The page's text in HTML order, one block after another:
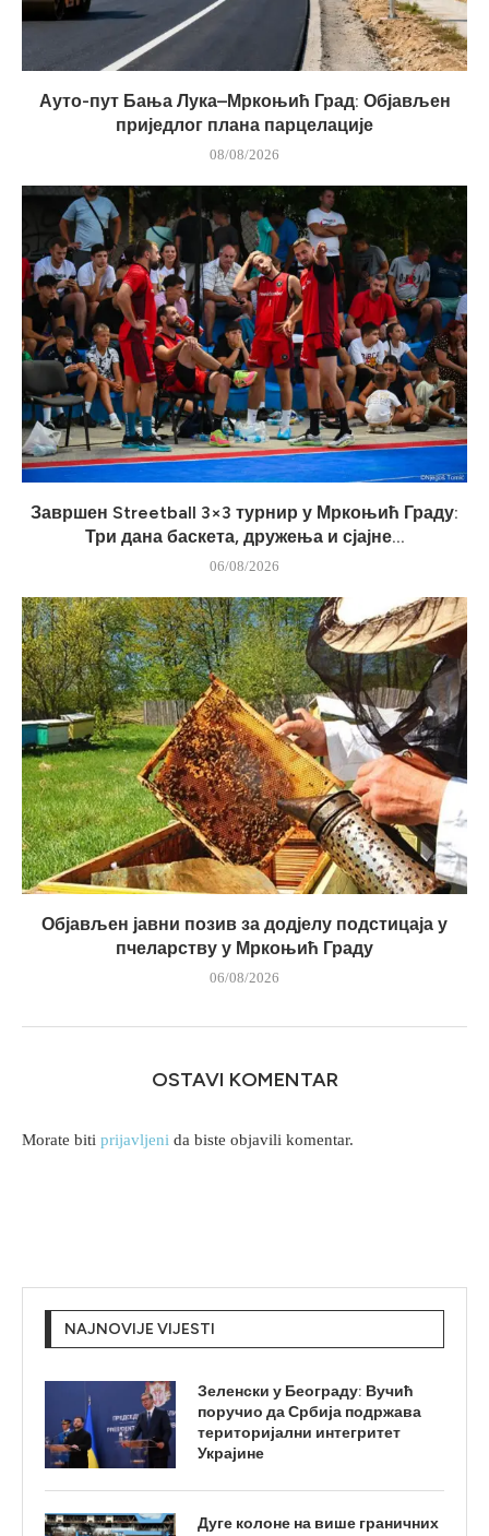
Ауто-пут Бања Лука–Мркоњић Град: Објављен
приједлог плана парцелације
08/08/2026
Завршен Streetball 3×3 турнир у Мркоњић Граду:
Три дана баскета, дружења и сјајне...
06/08/2026
Објављен јавни позив за додјелу подстицаја у
пчеларству у Мркоњић Граду
06/08/2026
OSTAVI KOMENTAR
Morate biti prijavljeni da biste objavili komentar.
NAJNOVIJE VIJESTI
Зеленски у Београду: Вучић
поручио да Србија подржава
територијални интегритет
Украјине
Дуге колоне на више граничних